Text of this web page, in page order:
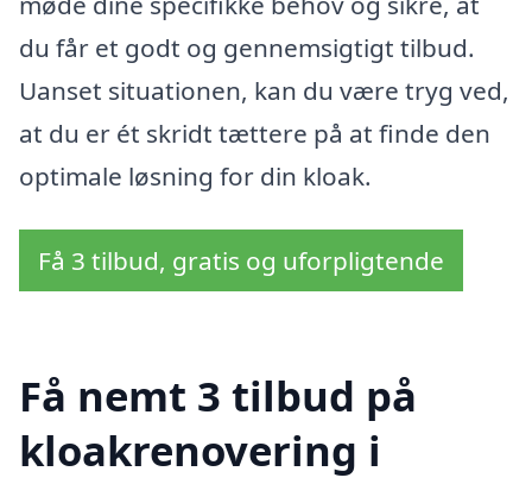
du får et godt og gennemsigtigt tilbud.
Uanset situationen, kan du være tryg ved,
at du er ét skridt tættere på at finde den
optimale løsning for din kloak.
Få 3 tilbud, gratis og uforpligtende
Få nemt 3 tilbud på
kloakrenovering i